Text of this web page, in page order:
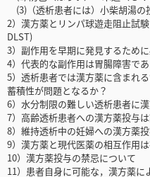
(3)（透析患者には）小柴胡湯の
2）漢方薬とリンパ球遊走阻止試
DLST)
3）副作用を早期に発見するため
4）代表的な副作用は胃腸障害で
5）透析患者では漢方薬に含まれ
蓄積性が問題となるか？
6）水分制限の難しい透析患者に
7）高齢透析患者への漢方薬投与
8）維持透析中の妊婦への漢方薬
9）漢方薬と現代医薬の相互作用
10）漢方薬投与の禁忌について
11）患者自身に可能な，漢方薬に